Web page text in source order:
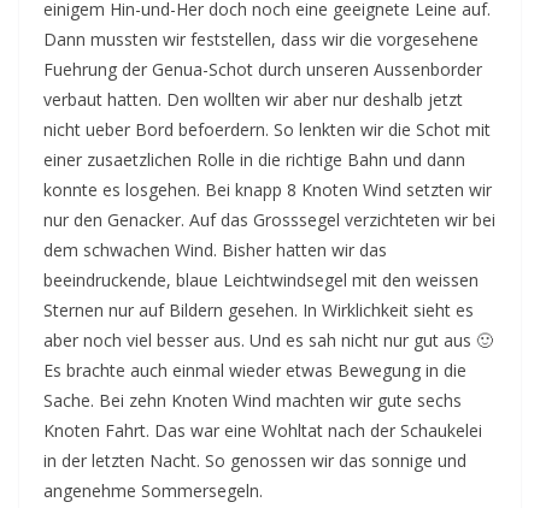
einigem Hin-und-Her doch noch eine geeignete Leine auf.
Dann mussten wir feststellen, dass wir die vorgesehene
Fuehrung der Genua-Schot durch unseren Aussenborder
verbaut hatten. Den wollten wir aber nur deshalb jetzt
nicht ueber Bord befoerdern. So lenkten wir die Schot mit
einer zusaetzlichen Rolle in die richtige Bahn und dann
konnte es losgehen. Bei knapp 8 Knoten Wind setzten wir
nur den Genacker. Auf das Grosssegel verzichteten wir bei
dem schwachen Wind. Bisher hatten wir das
beeindruckende, blaue Leichtwindsegel mit den weissen
Sternen nur auf Bildern gesehen. In Wirklichkeit sieht es
aber noch viel besser aus. Und es sah nicht nur gut aus 🙂
Es brachte auch einmal wieder etwas Bewegung in die
Sache. Bei zehn Knoten Wind machten wir gute sechs
Knoten Fahrt. Das war eine Wohltat nach der Schaukelei
in der letzten Nacht. So genossen wir das sonnige und
angenehme Sommersegeln.